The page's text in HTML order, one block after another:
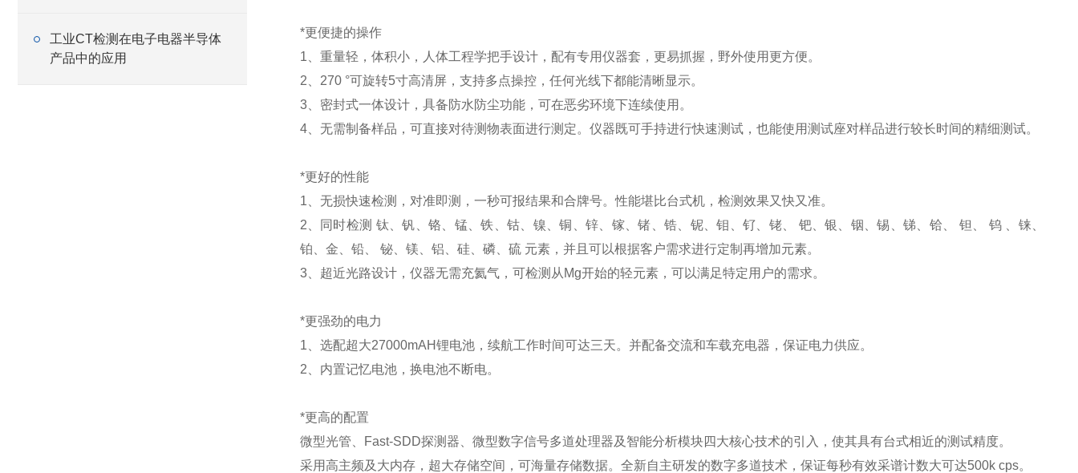
工业CT检测在电子电器半导体
产品中的应用
*更便捷的操作
1、重量轻，体积小，人体工程学把手设计，配有专用仪器套，更易抓握，野外使用更方便。
2、270 °可旋转5寸高清屏，支持多点操控，任何光线下都能清晰显示。
3、密封式一体设计，具备防水防尘功能，可在恶劣环境下连续使用。
4、无需制备样品，可直接对待测物表面进行测定。仪器既可手持进行快速测试，也能使用测试座对样品进行较长时间的精细测试。
*更好的性能
1、无损快速检测，对准即测，一秒可报结果和合牌号。性能堪比台式机，检测效果又快又准。
2、同时检测 钛、钒、铬、锰、铁、钴、镍、铜、锌、镓、锗、锆、铌、钼、钌、铑、 钯、银、铟、锡、锑、铪、 钽、 钨 、铼、
铂、金、铅、 铋、镁、铝、硅、磷、硫 元素，并且可以根据客户需求进行定制再增加元素。
3、超近光路设计，仪器无需充氦气，可检测从Mg开始的轻元素， 可以满足特定用户的需求。
*更强劲的电力
1、选配超大27000mAH锂电池，续航工作时间可达三天。并配备交流和车载充电器，保证电力供应。
2、内置记忆电池，换电池不断电。
*更高的配置
微型光管、Fast-SDD探测器、微型数字信号多道处理器及智能分析模块四大核心技术的引入，使其具有台式相近的测试精度。
采用高主频及大内存，超大存储空间，可海量存储数据。全新自主研发的数字多道技术，保证每秒有效采谱计数大可达500k cps。